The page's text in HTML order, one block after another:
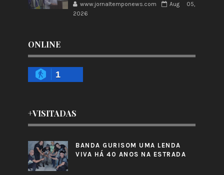
www.jornaltemponews.com
Aug 05,
2026
ONLINE
1
+VISITADAS
BANDA GURISOM UMA LENDA
VIVA HÁ 40 ANOS NA ESTRADA